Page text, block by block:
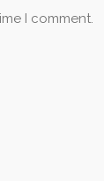
I comment.